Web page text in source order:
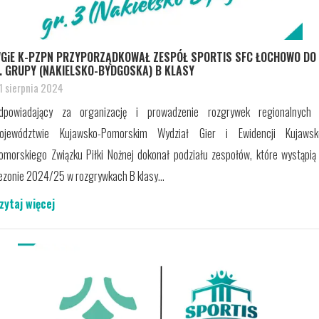
K-PZPN PRZYPORZĄDKOWAŁ ZESPÓŁ SPORTIS SFC ŁOCHOWO DO
GRUPY (NAKIELSKO-BYDGOSKA) B KLASY
sierpnia 2024
za organizację i prowadzenie rozgrywek
Kujawsko-Pomorskim Wydział Gier i Ewidencji
Związku Piłki Nożnej dokonał podziału zespołów, które
2024/25 w rozgrywkach B klasy...
więcej